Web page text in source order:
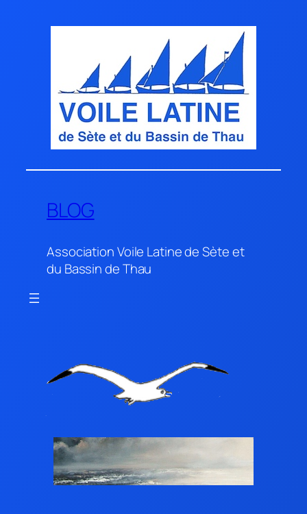
BLOG
Association Voile Latine de Sète et
du Bassin de Thau